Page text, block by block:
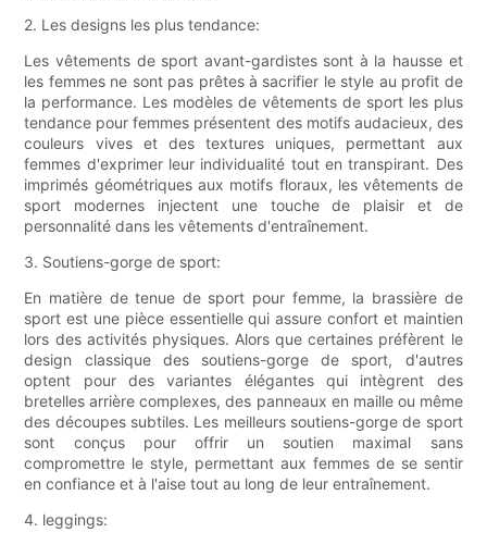
2. Les designs les plus tendance:
Les vêtements de sport avant-gardistes sont à la hausse et
les femmes ne sont pas prêtes à sacrifier le style au profit de
la performance. Les modèles de vêtements de sport les plus
tendance pour femmes présentent des motifs audacieux, des
couleurs vives et des textures uniques, permettant aux
femmes d'exprimer leur individualité tout en transpirant. Des
imprimés géométriques aux motifs floraux, les vêtements de
sport modernes injectent une touche de plaisir et de
personnalité dans les vêtements d'entraînement.
3. Soutiens-gorge de sport:
En matière de tenue de sport pour femme, la brassière de
sport est une pièce essentielle qui assure confort et maintien
lors des activités physiques. Alors que certaines préfèrent le
design classique des soutiens-gorge de sport, d'autres
optent pour des variantes élégantes qui intègrent des
bretelles arrière complexes, des panneaux en maille ou même
des découpes subtiles. Les meilleurs soutiens-gorge de sport
sont conçus pour offrir un soutien maximal sans
compromettre le style, permettant aux femmes de se sentir
en confiance et à l'aise tout au long de leur entraînement.
4. leggings: